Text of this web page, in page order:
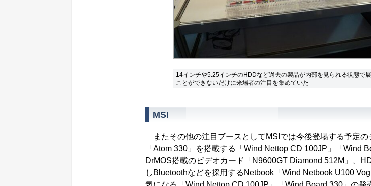
14インチや5.25インチのHDDなど過去の製品が内部を見られる状態で
ことができないだけに来場者の注目を集めていた
MSI
またその他の注目ブースとしてMSIでは今後登場する予定の
「Atom 330」を搭載する「Wind Nettop CD 100JP」「Wind
DrMOS搭載のビデオカード「N9600GT Diamond 512M」、
しBluetoothなどを採用するNetbook「Wind Netbook U100